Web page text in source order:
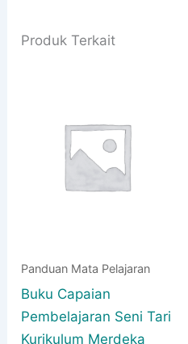
Produk Terkait
Panduan Mata Pelajaran
Buku Capaian
Pembelajaran Seni Tari
Kurikulum Merdeka